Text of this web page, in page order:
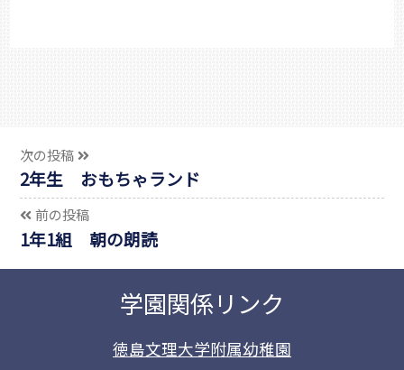
次の投稿
2年生 おもちゃランド
前の投稿
1年1組 朝の朗読
学園関係リンク
徳島文理大学附属幼稚園